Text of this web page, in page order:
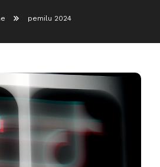
pemilu 2024